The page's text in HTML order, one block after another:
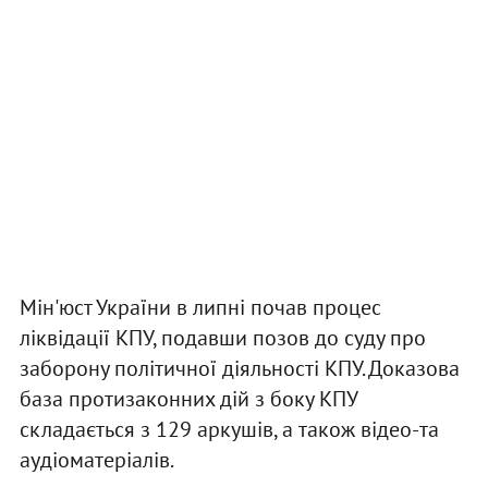
Мін'юст України в липні почав процес
ліквідації КПУ, подавши позов до суду про
заборону політичної діяльності КПУ. Доказова
база протизаконних дій з боку КПУ
складається з 129 аркушів, а також відео-та
аудіоматеріалів.